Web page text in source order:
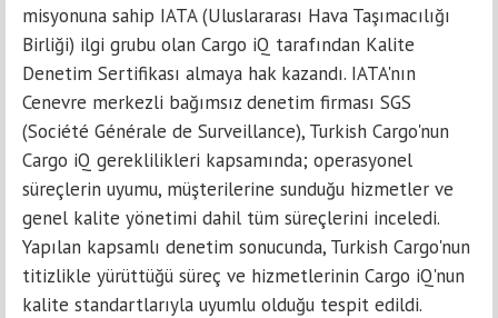
misyonuna sahip IATA (Uluslararası Hava Taşımacılığı
Birliği) ilgi grubu olan Cargo iQ tarafından Kalite
Denetim Sertifikası almaya hak kazandı. IATA'nın
Cenevre merkezli bağımsız denetim firması SGS
(Société Générale de Surveillance), Turkish Cargo'nun
Cargo iQ gereklilikleri kapsamında; operasyonel
süreçlerin uyumu, müşterilerine sunduğu hizmetler ve
genel kalite yönetimi dahil tüm süreçlerini inceledi.
Yapılan kapsamlı denetim sonucunda, Turkish Cargo'nun
titizlikle yürüttüğü süreç ve hizmetlerinin Cargo iQ'nun
kalite standartlarıyla uyumlu olduğu tespit edildi.